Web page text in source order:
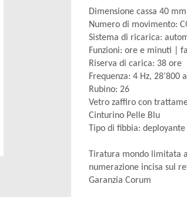
Dimensione cassa 40 mm
Numero di movimento:
Sistema di ricarica:
Funzioni: ore e minuti |
Riserva di carica: 38 ore
Frequenza: 4 Hz, 28’800
Rubino: 26
Vetro zaffiro con
Cinturino Pelle Blu
Tipo di fibbia:
Tiratura mondo limitata
numerazione incisa sul
Garanzia Corum